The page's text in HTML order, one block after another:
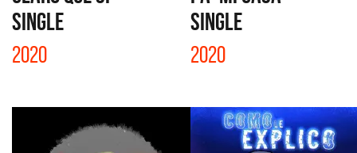
SINGLE
2020
SINGLE
2020